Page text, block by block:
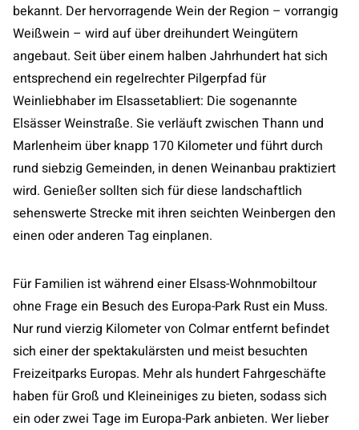
bekannt. Der hervorragende Wein der Region – vorrangig
Weißwein – wird auf über dreihundert Weingütern
angebaut. Seit über einem halben Jahrhundert hat sich
entsprechend ein regelrechter Pilgerpfad für
Weinliebhaber im Elsassetabliert: Die sogenannte
Elsässer Weinstraße. Sie verläuft zwischen Thann und
Marlenheim über knapp 170 Kilometer und führt durch
rund siebzig Gemeinden, in denen Weinanbau praktiziert
wird. Genießer sollten sich für diese landschaftlich
sehenswerte Strecke mit ihren seichten Weinbergen den
einen oder anderen Tag einplanen.
Für Familien ist während einer Elsass-Wohnmobiltour
ohne Frage ein Besuch des Europa-Park Rust ein Muss.
Nur rund vierzig Kilometer von Colmar entfernt befindet
sich einer der spektakulärsten und meist besuchten
Freizeitparks Europas. Mehr als hundert Fahrgeschäfte
haben für Groß und Kleineiniges zu bieten, sodass sich
ein oder zwei Tage im Europa-Park anbieten. Wer lieber